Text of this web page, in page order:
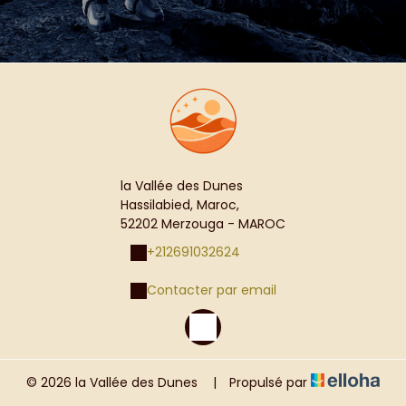
la Vallée des Dunes
Hassilabied, Maroc,
52202 Merzouga - MAROC
+212691032624
Contacter par email
© 2026 la Vallée des Dunes | Propulsé par